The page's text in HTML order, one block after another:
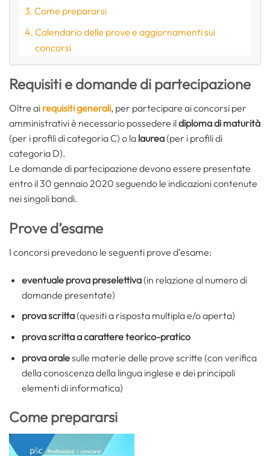
Come prepararsi
Calendario delle prove e aggiornamenti sui
concorsi
Requisiti e domande di partecipazione
Oltre ai requisiti generali, per partecipare ai concorsi per
amministrativi è necessario possedere ildiploma di maturità
(per i profili di categoria C) o la laurea(per i profili di
categoria D).
Le domande di partecipazione devono essere presentate
entro il 30 gennaio 2020 seguendo le indicazioni contenute
nei singoli bandi.
Prove d’esame
I concorsi prevedono le seguenti prove d’esame:
eventuale prova preselettiva(in relazione al numero di
domande presentate)
prova scritta(quesiti a risposta multipla e/o aperta)
prova scritta a carattere teorico-pratico
prova oralesulle materie delle prove scritte (con verifica
della conoscenza della lingua inglese e dei principali
elementi di informatica)
Come prepararsi